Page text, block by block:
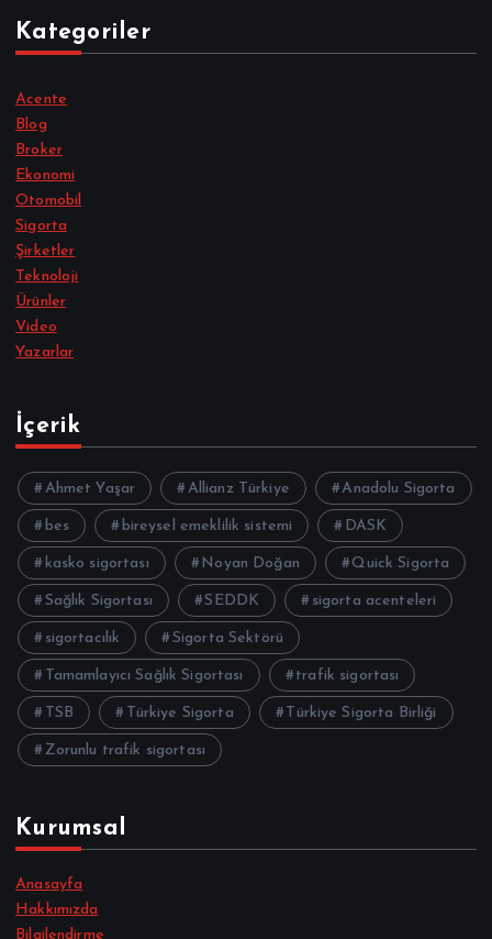
Kategoriler
Acente
Blog
Broker
Ekonomi
Otomobil
Sigorta
Şirketler
Teknoloji
Ürünler
Video
Yazarlar
İçerik
Ahmet Yaşar Allianz Türkiye Anadolu Sigorta
bes bireysel emeklilik sistemi DASK
kasko sigortası Noyan Doğan Quick Sigorta
Sağlık Sigortası SEDDK sigorta acenteleri
sigortacılık Sigorta Sektörü
Tamamlayıcı Sağlık Sigortası trafik sigortası
TSB Türkiye Sigorta Türkiye Sigorta Birliği
Zorunlu trafik sigortası
Kurumsal
Anasayfa
Hakkımızda
Bilgilendirme